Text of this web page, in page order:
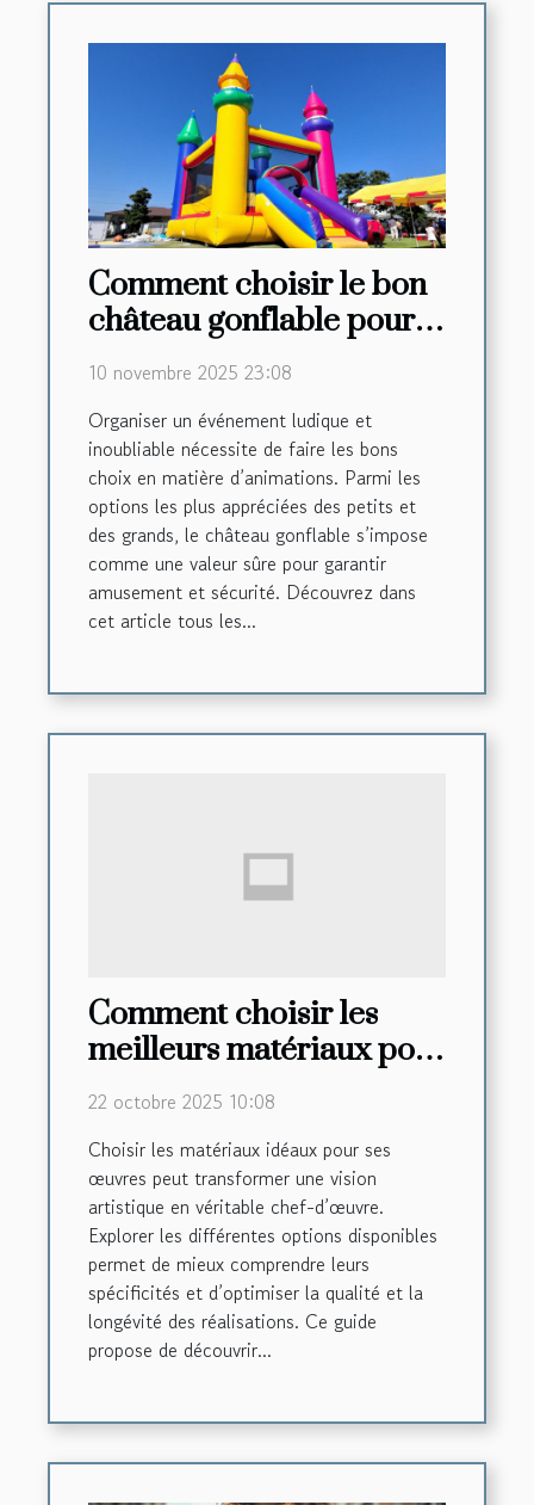
Comment choisir le bon
château gonflable pour
votre événement ?
10 novembre 2025 23:08
Organiser un événement ludique et
inoubliable nécessite de faire les bons
choix en matière d’animations. Parmi les
options les plus appréciées des petits et
des grands, le château gonflable s’impose
comme une valeur sûre pour garantir
amusement et sécurité. Découvrez dans
cet article tous les...
Comment choisir les
meilleurs matériaux pour
vos créations artistiques
?
22 octobre 2025 10:08
Choisir les matériaux idéaux pour ses
œuvres peut transformer une vision
artistique en véritable chef-d’œuvre.
Explorer les différentes options disponibles
permet de mieux comprendre leurs
spécificités et d’optimiser la qualité et la
longévité des réalisations. Ce guide
propose de découvrir...